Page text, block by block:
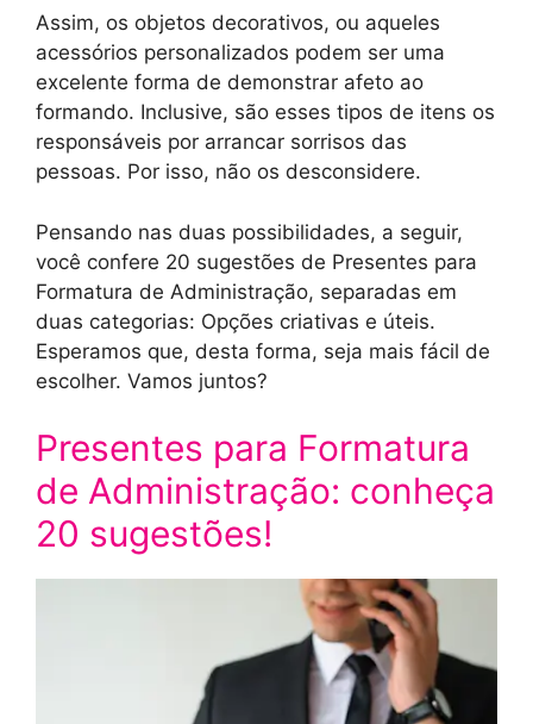
Assim, os objetos decorativos, ou aqueles
acessórios personalizados podem ser uma
excelente forma de demonstrar afeto ao
formando. Inclusive, são esses tipos de itens os
responsáveis por arrancar sorrisos das
pessoas. Por isso, não os desconsidere.
Pensando nas duas possibilidades, a seguir,
você confere 20 sugestões de Presentes para
Formatura de Administração, separadas em
duas categorias: Opções criativas e úteis.
Esperamos que, desta forma, seja mais fácil de
escolher. Vamos juntos?
Presentes para Formatura
de Administração: conheça
20 sugestões!